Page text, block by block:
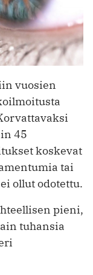
vuosien
45
koskevat
tai
ollut odotettu.
pieni,
tuhansia